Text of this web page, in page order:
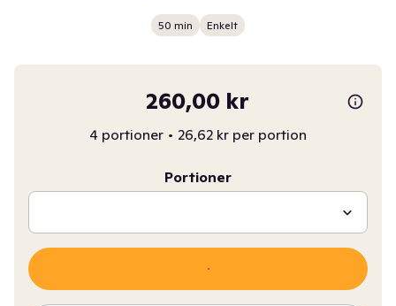
50 min Enkelt
260,00 kr
4 portioner • 26,62 kr per portion
Portioner